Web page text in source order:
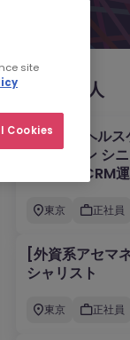
新着の求人
【外資系ヘル
レーション シ
タ分析・CRM
東京 正社員
[外資系アセ
シャリスト
東京 正社員
site
Cookies